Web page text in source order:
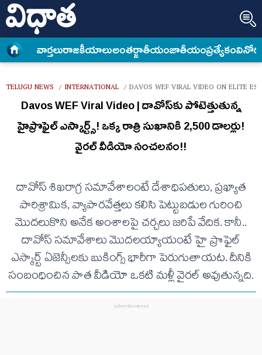
వార్త‌లురాజకీయాలుఅంత‌ర్జాతీయంజాతీయంప్రత్యేకం
TELUGU NEWS / INTERNATIONAL / DAVOS WEF VIRAL VIDEO ON ELITE
Davos WEF Viral Video | దావోస్‌కు పోటెత్తుతున్న
హైప్రొఫైల్‌ ఎస్కార్ట్స్‌! ఒక్క రాత్రి సుఖానికి 2,500 డాలర్లు!
వైరల్ వీడియో సంచలనం!!
దావోస్ శిఖరాగ్ర సమావేశాలంటే దేశాధిపతులు, ప్రఖ్యాత
పారిశ్రామిక, వ్యాపారవేత్తలు కలిసి పెట్టుబడుల గురించి
మొదలుకొని అనేక అంశాలపై చర్చలు జరిపే వేదిక. కానీ..
దావోస్ సమావేశాలు మొదలయ్యాయంటే హై ప్రొఫైల్
ఎస్కార్ట్ ఏజెన్సీలకు బుకింగ్స్ భారీగా పెరుగుతాయట. దీనికి
సంబంధించిన పాత వీడియో ఒకటి మళ్లీ వైరల్ అవుతున్నది.